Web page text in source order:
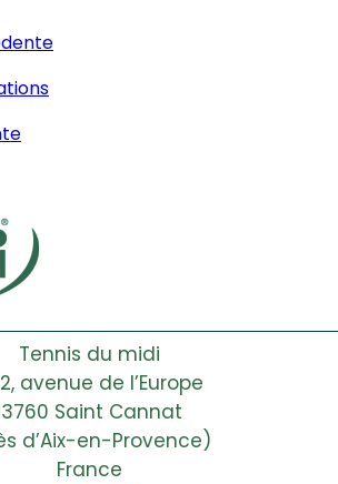
Tennis du midi
avenue de l’Europe
Saint Cannat
d’Aix-en-Provence)
France